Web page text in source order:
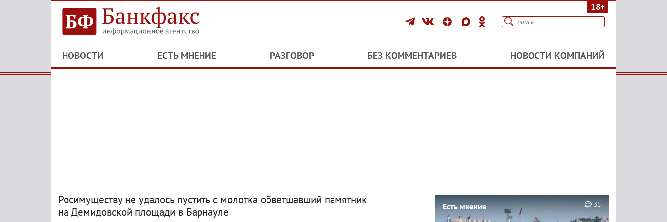
18+
НОВОСТИ ЕСТЬ МНЕНИЕ РАЗГОВОР БЕЗ КОММЕНТАРИЕВ НОВОСТИ КОМПАНИЙ
Росимуществу не удалось пустить с молотка обветшавший памятник
на Демидовской площади в Барнауле
Есть мнение 35